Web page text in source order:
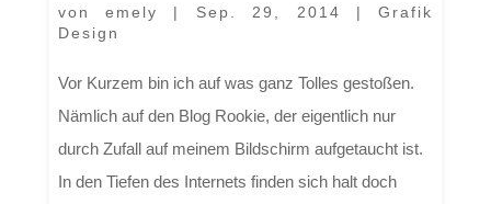
vonemely | Sep. 29, 2014 |Grafik
Design
Vor Kurzem bin ich auf was ganz Tolles gestoßen.
Nämlich auf den Blog Rookie, der eigentlich nur
durch Zufall auf meinem Bildschirm aufgetaucht ist.
In den Tiefen des Internets finden sich halt doch